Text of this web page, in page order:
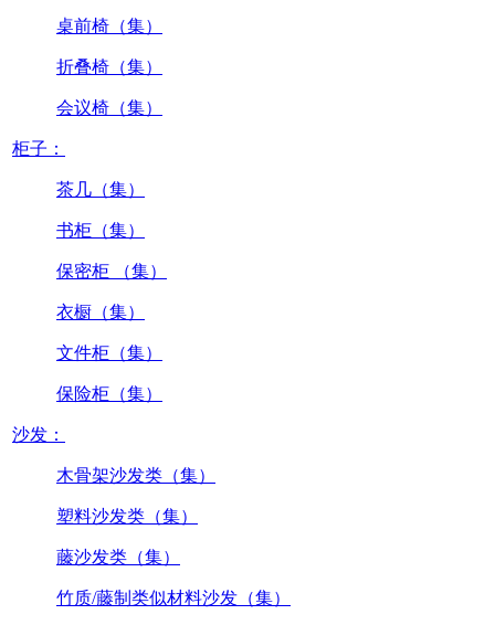
桌前椅（集）
折叠椅（集）
会议椅（集）
柜子：
茶几（集）
书柜（集）
保密柜 （集）
衣橱（集）
文件柜（集）
保险柜（集）
沙发：
木骨架沙发类（集）
塑料沙发类（集）
藤沙发类（集）
竹质/藤制类似材料沙发（集）